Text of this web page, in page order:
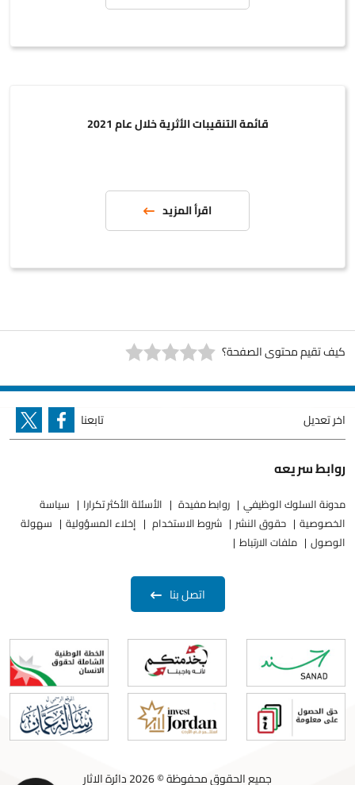
قائمة التنقيبات الأثرية خلال عام 2021
اقرأ المزيد
كيف تقيم محتوى الصفحة؟
اخر تعديل تابعنا
روابط سريعه
مدونة السلوك الوظيفي روابط مفيدة الأسئلة الأكثر تكرارا
سياسة
الخصوصية
حقوق النشر شروط الاستخدام إخلاء المسؤولية
سهولة
الوصول
ملفات الارتباط
اتصل بنا
جميع الحقوق محفوظة © 2026 دائرة الاثار